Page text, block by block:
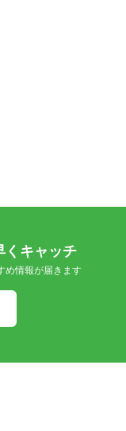
くキャッチ
め情報が届きます